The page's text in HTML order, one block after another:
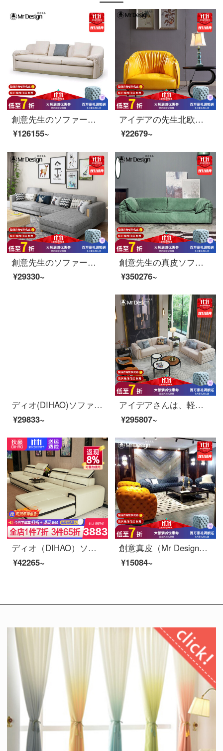
創意先生のソファーイタリアの軽奢な後、現代の皮芸ソファーの豪華な別荘型ソファは4人の249*90*80 CMを注文します。
¥126155~
アイデアの先生北欧ネットの赤いシングルの皮のソファーの椅子の客間の鉄の芸は簡単でアイデアが軽くて贅沢でカジュアルな寝室の怠け者の椅子の卵の黄色【亮光】の3人です。
¥22679~
創意先生のソファー布芸ソファーの実木ソファ北欧簡単な角の客間の逸品家具の家具の実木家具の大きさの戸型はソファーの客間の家具の浅い灰色の2人の位+貴妃の2.55 m(スポンジのタイプ)を分解して洗うことができます。
¥29330~
創意先生の真皮ソファイタリアの後、近代的な砂の真皮のソファーのシンプルな設計者三人のソファのアイデアは、イタリアの厚さの砂の真皮をカスタマイズしました。
¥350276~
ディオ(DIHAO)ソファ現代簡単布芸ソファー北欧客間セット布ソファセット家具ダブルビット+貴妃【2.65メートル】
¥29833~
アイデアさんは、軽くて豪華なソファーのイタリア式の軽い贅沢な本革のソファーの後、近代的な砂の皮のソファーデザイナーのモデルルームの別荘をカスタマイズして家具を輸入します。
¥295807~
ディオ（DIHAO）ソファーの本革ソファーのリビングルームの大きさと王妃のセットのソファー家具のダブルビット+貴妃
¥42265~
創意真皮（Mr Design）ソファーの真皮ソファイタリアの新しい古典ソファの組み合わせは異形のミラノ展示家具の頭層の砂をひいて輸入します。
¥15084~